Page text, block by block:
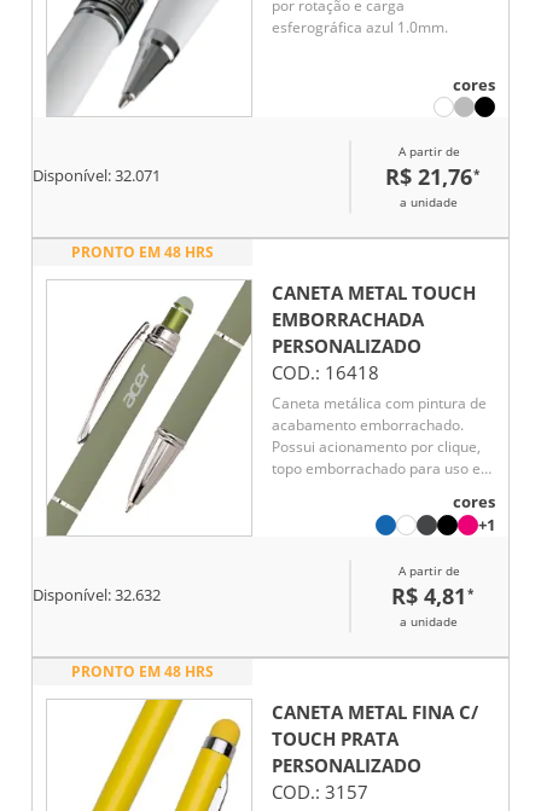
por rotação e carga
esferográfica azul 1.0mm.
cores
Disponível:32.071
A partir de
R$ 21,76*
a unidade
PRONTO EM 48 HRS
CANETA METAL TOUCH
EMBORRACHADA
PERSONALIZADO
COD.: 16418
Caneta metálica com pintura de
acabamento emborrachado.
Possui acionamento por clique,
topo emborrachado para uso em
ao toque e carga esferográfica
azul de 1,0 mm.
cores
+1
Disponível:32.632
A partir de
R$ 4,81 *
a unidade
PRONTO EM 48 HRS
CANETA METAL FINA C/
TOUCH PRATA
PERSONALIZADO
COD.: 3157